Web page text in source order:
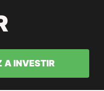
A INVESTIR